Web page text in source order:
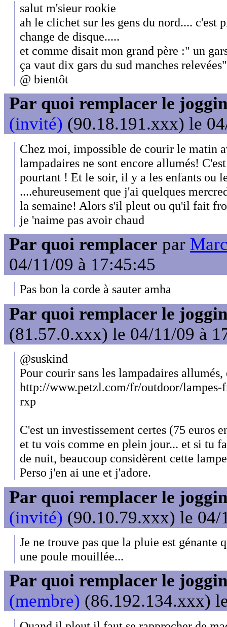
salut m'sieur rookie
ah le clichet sur les gens du nord.... c'est
change de disque.....
et comme disait mon grand père :" un
ça vaut dix gars du sud manches relevées"
@ bientôt
Par quoi remplacer le
(invité) (90.18.191.xxx) le
Chez moi, impossible de courir le matin
lampadaires ne sont encore allumés!
pourtant ! Et le soir, il y a les enfants ou
....ehureusement que j'ai quelques
la semaine! Alors s'il pleut ou qu'il fait
je 'naime pas avoir chaud
Par quoi remplacer par
04/11/09 à 17:45:45
Pas bon la corde à sauter amha
Par quoi remplacer le
(81.57.0.xxx) le 04/11/09 à
@suskind
Pour courir sans les lampadaires allumés,
http://www.petzl.com/fr/outdoor/lampes-
rxp
C'est un investissement certes (75 euros
et tu vois comme en plein jour... et si tu
de nuit, beaucoup considèrent cette
Perso j'en ai une et j'adore.
Par quoi remplacer le
(invité) (90.10.79.xxx) le 04/
Je ne trouve pas que la pluie est génante
une poule mouillée...
Par quoi remplacer le
(membre) (86.192.134.xxx)